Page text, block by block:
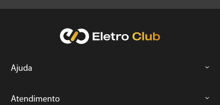
Ajuda
Atendimento